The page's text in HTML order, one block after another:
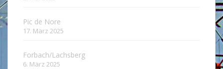
Pic de Nore
17. März 2025
Forbach/Lachsberg
6. März 2025